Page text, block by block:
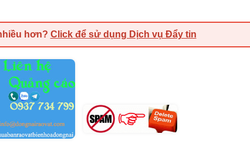
hơn? Click để sử dụng Dịch vụ Đẩy tin